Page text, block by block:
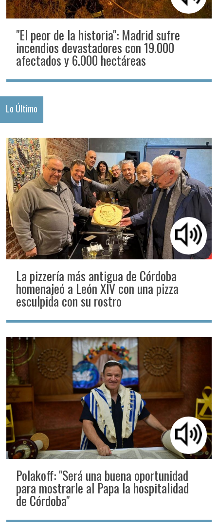
"El peor de la historia": Madrid sufre
incendios devastadores con 19.000
afectados y 6.000 hectáreas
Lo Último
La pizzería más antigua de Córdoba
homenajeó a León XIV con una pizza
esculpida con su rostro
Polakoff: "Será una buena oportunidad
para mostrarle al Papa la hospitalidad
de Córdoba"